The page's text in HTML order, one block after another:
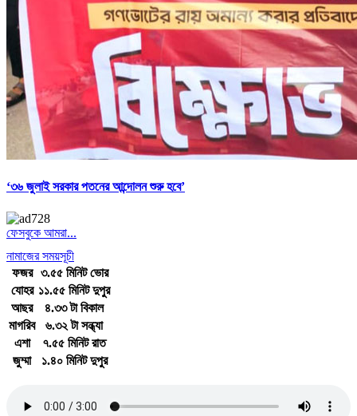
‘৩৬ জুলাই সরকার পতনের আন্দোলন শুরু হবে’
ফেসবুকে আমরা...
নামাজের সময়সূচী
ফজর
৩.৫৫ মিনিট ভোর
যোহর ১১.৫৫ মিনিট দুপুর
আছর
৪.৩৩ টা বিকাল
মাগরিব
৬.৩২ টা সন্ধ্যা
এশা
৭.৫৫ মিনিট রাত
জুম্মা
১.৪০ মিনিট দুপুর